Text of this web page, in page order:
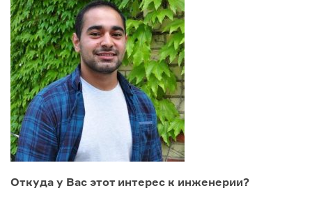
Откуда у Вас этот интерес к инженерии?